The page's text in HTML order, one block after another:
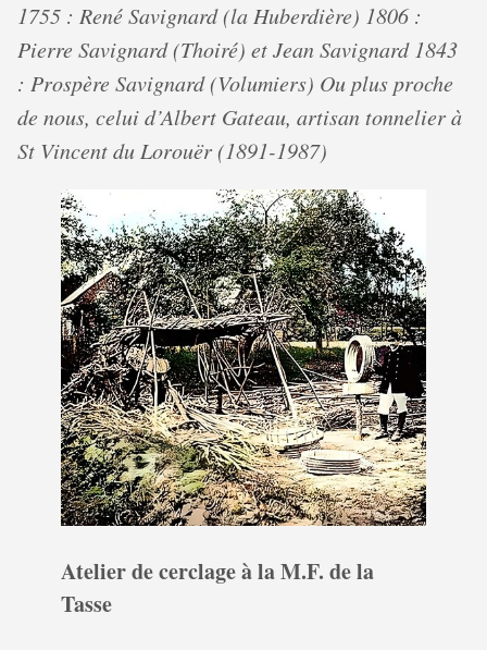
1755 : René Savignard (la Huberdière) 1806 :
Pierre Savignard (Thoiré) et Jean Savignard 1843
: Prospère Savignard (Volumiers) Ou plus proche
de nous, celui d’Albert Gateau, artisan tonnelier à
St Vincent du Lorouër (1891-1987)
Atelier de cerclage à la M.F. de la
Tasse